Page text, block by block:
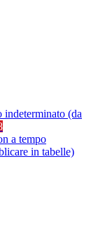
indeterminato (da
a tempo
in tabelle)